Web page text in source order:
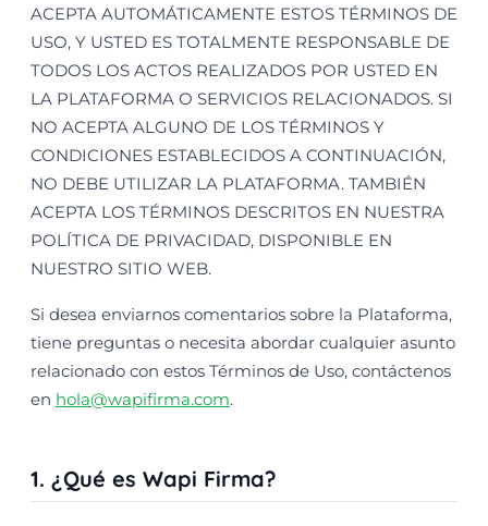
ACEPTA AUTOMÁTICAMENTE ESTOS TÉRMINOS DE
USO, Y USTED ES TOTALMENTE RESPONSABLE DE
TODOS LOS ACTOS REALIZADOS POR USTED EN
LA PLATAFORMA O SERVICIOS RELACIONADOS. SI
NO ACEPTA ALGUNO DE LOS TÉRMINOS Y
CONDICIONES ESTABLECIDOS A CONTINUACIÓN,
NO DEBE UTILIZAR LA PLATAFORMA. TAMBIÉN
ACEPTA LOS TÉRMINOS DESCRITOS EN NUESTRA
POLÍTICA DE PRIVACIDAD, DISPONIBLE EN
NUESTRO SITIO WEB.
Si desea enviarnos comentarios sobre la Plataforma,
tiene preguntas o necesita abordar cualquier asunto
relacionado con estos Términos de Uso, contáctenos
en hola@wapifirma.com.
1. ¿Qué es Wapi Firma?